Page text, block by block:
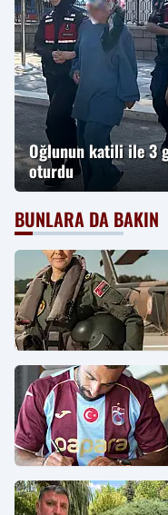
Oğlunun katili ile 3
oturdu
BUNLARA DA BAKIN